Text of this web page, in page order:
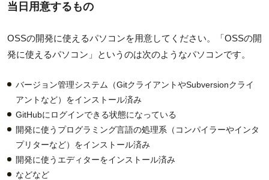
当日用意するもの
OSSの開発に使えるパソコンを用意してください。「OSSの開
発に使えるパソコン」というのは次のようなパソコンです。
バージョン管理システム（GitクライアントやSubversionクライ
アントなど）をインストール済み
GitHubにログインできる状態になっている
開発に使うプログラミング言語の処理系（コンパイラーやインタ
プリターなど）をインストール済み
開発に使うエディターをインストール済み
などなど